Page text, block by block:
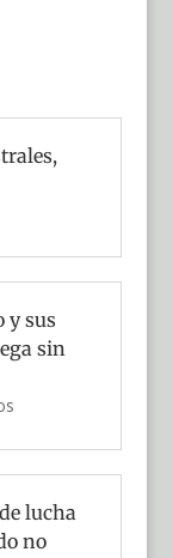
y sus
sin
lucha
no